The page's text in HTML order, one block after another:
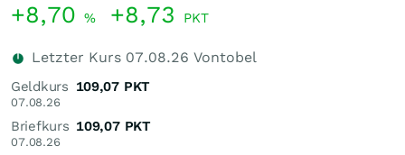
+8,70 % +8,73 PKT
Letzter Kurs 07.08.26 Vontobel
Geldkurs
07.08.26
109,07 PKT
Briefkurs
07.08.26
109,07 PKT